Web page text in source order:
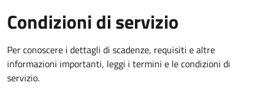
Condizioni di servizio
Per conoscere i dettagli di scadenze, requisiti e altre
informazioni importanti, leggi i termini e le condizioni di
servizio.